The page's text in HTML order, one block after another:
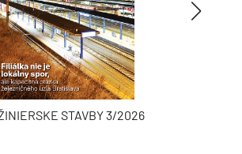
STAVBY 3/2026